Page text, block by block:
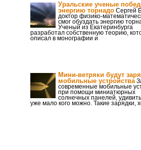
Уральские ученые
энергию торнадо Сергей
доктор физико-
смог обуздать энергию
Ученый из Екатеринбурга
разработал собственную теорию,
описал в монографии и
Мини-ветряки будут
мобильные устройства
современные мобильные
при помощи миниатюрных
солнечных панелей,
уже мало кого можно. Такие зарядки,